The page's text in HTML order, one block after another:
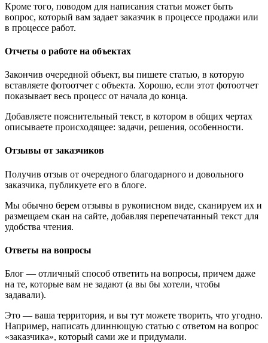
Кроме того, поводом для написания статьи может быть
вопрос, который вам задает заказчик в процессе продажи или
в процессе работ.
Отчеты о работе на объектах
Закончив очередной объект, вы пишете статью, в которую
вставляете фотоотчет с объекта. Хорошо, если этот фотоотчет
показывает весь процесс от начала до конца.
Добавляете пояснительный текст, в котором в общих чертах
описываете происходящее: задачи, решения, особенности.
Отзывы от заказчиков
Получив отзыв от очередного благодарного и довольного
заказчика, публикуете его в блоге.
Мы обычно берем отзывы в рукописном виде, сканируем их и
размещаем скан на сайте, добавляя перепечатанный текст для
удобства чтения.
Ответы на вопросы
Блог — отличный способ ответить на вопросы, причем даже
на те, которые вам не задают (а вы бы хотели, чтобы
задавали).
Это — ваша территория, и вы тут можете творить, что угодно.
Например, написать длиннющую статью с ответом на вопрос
«заказчика», который сами же и придумали.